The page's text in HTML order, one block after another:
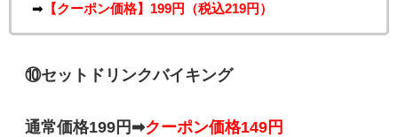
➡ 【クーポン価格】199円（税込219円）
⑩セットドリンクバイキング
通常価格199円➡クーポン価格149円